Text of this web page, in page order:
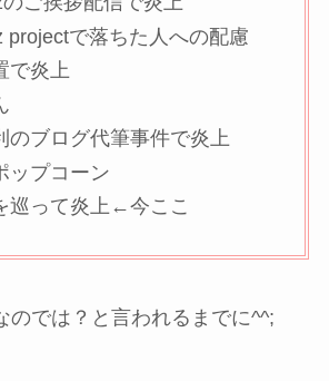
projectで落ちた人への配慮
で炎上
のブログ代筆事件で炎上
ップコーン
巡って炎上←今ここ
のでは？と言われるまでに^^;